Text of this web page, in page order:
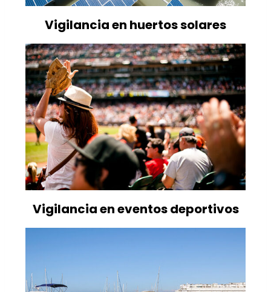
Vigilancia en huertos solares
Vigilancia en eventos deportivos